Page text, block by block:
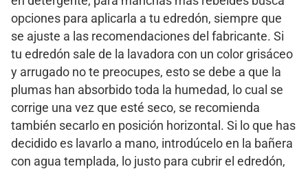
opciones para aplicarla a tu edredón, siempre que
se ajuste a las recomendaciones del fabricante. Si
tu edredón sale de la lavadora con un color grisáceo
y arrugado no te preocupes, esto se debe a que la
plumas han absorbido toda la humedad, lo cual se
corrige una vez que esté seco, se recomienda
también secarlo en posición horizontal. Si lo que has
decidido es lavarlo a mano, introdúcelo en la bañera
con agua templada, lo justo para cubrir el edredón,